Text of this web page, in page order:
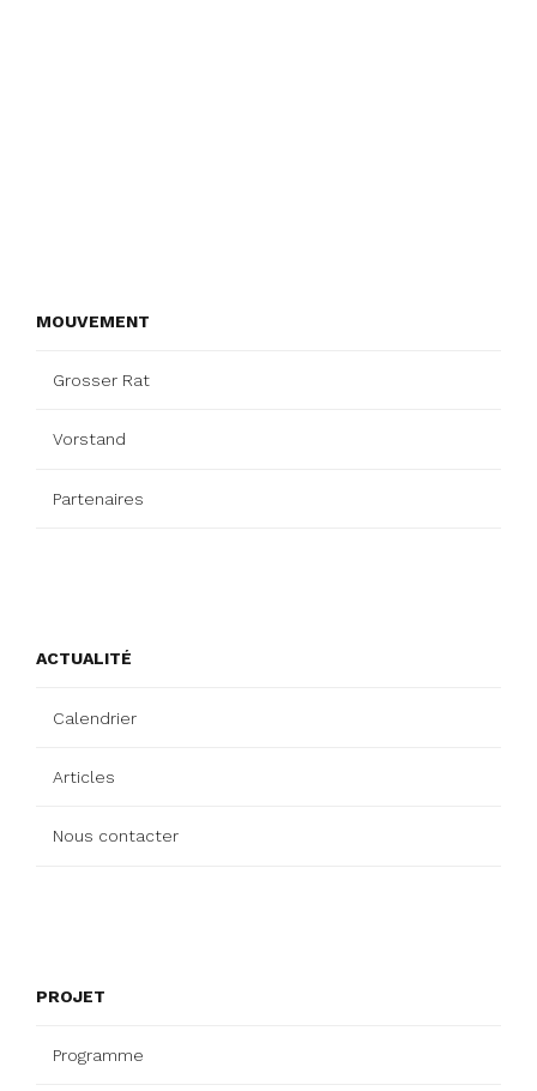
MOUVEMENT
Grosser Rat
Vorstand
Partenaires
ACTUALITÉ
Calendrier
Articles
Nous contacter
PROJET
Programme